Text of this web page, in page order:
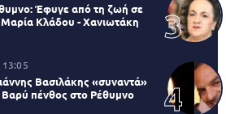
Έφυγε από τη ζωή σε
Μαρία Κλάδου - Χανιωτάκη
13:05
Βασιλάκης «συναντά»
πένθος στο Ρέθυμνο